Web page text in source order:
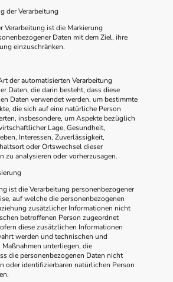
der Verarbeitung
Verarbeitung ist die Markierung
Daten mit dem Ziel, ihre
einzuschränken.
der automatisierten Verarbeitung
Daten, die darin besteht, dass diese
Daten verwendet werden, um bestimmte
die sich auf eine natürliche Person
insbesondere, um Aspekte bezüglich
Lage, Gesundheit,
Interessen, Zuverlässigkeit,
oder Ortswechsel dieser
zu analysieren oder vorherzusagen.
ist die Verarbeitung personenbezogener
auf welche die personenbezogenen
zusätzlicher Informationen nicht
betroffenen Person zugeordnet
diese zusätzlichen Informationen
werden und technischen und
unterliegen, die
die personenbezogenen Daten nicht
oder identifizierbaren natürlichen Person